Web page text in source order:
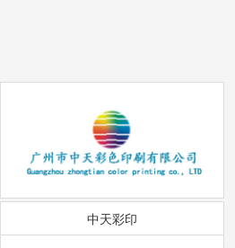
中天彩印